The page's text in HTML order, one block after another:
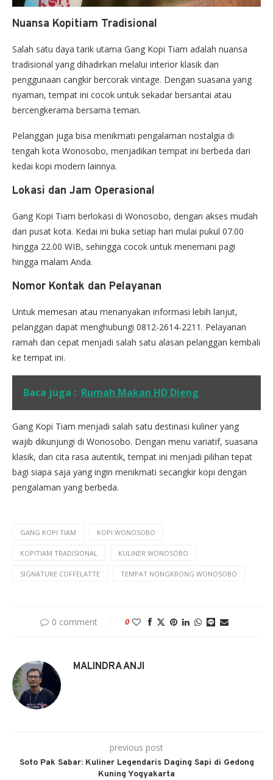
Nuansa Kopitiam Tradisional
Salah satu daya tarik utama Gang Kopi Tiam adalah nuansa
tradisional yang dihadirkan melalui interior klasik dan
penggunaan cangkir bercorak vintage. Dengan suasana yang
nyaman, tempat ini cocok untuk sekadar bersantai atau
bercengkerama bersama teman.
Pelanggan juga bisa menikmati pengalaman nostalgia di
tengah kota Wonosobo, menjadikan tempat ini berbeda dari
kedai kopi modern lainnya.
Lokasi dan Jam Operasional
Gang Kopi Tiam berlokasi di Wonosobo, dengan akses mudah
dari pusat kota. Kedai ini buka setiap hari mulai pukul 07.00
hingga 22.00 WIB, sehingga cocok untuk menemani pagi
hingga malam Anda.
Nomor Kontak dan Pelayanan
Untuk memesan atau menanyakan informasi lebih lanjut,
pelanggan dapat menghubungi 0812-2614-2211. Pelayanan
ramah dan cepat menjadi salah satu alasan pelanggan kembali
ke tempat ini.
Baca juga : Rumah Makan HD Dieng
Gang Kopi Tiam menjadi salah satu destinasi kuliner yang
wajib dikunjungi di Wonosobo. Dengan menu variatif, suasana
klasik, dan cita rasa autentik, tempat ini menjadi pilihan tepat
bagi siapa saja yang ingin menikmati secangkir kopi dengan
pengalaman yang berbeda.
GANG KOPI TIAM KOPI WONOSOBO
KOPITIAM TRADISIONAL KULINER WONOSOBO
SIGNATURE COFFELATTE TEMPAT NONGKRONG WONOSOBO
0 comment 0
MALINDRA ANJI
previous post
Soto Pak Sabar: Kuliner Legendaris Daging Sapi di Gedong
Kuning Yogyakarta